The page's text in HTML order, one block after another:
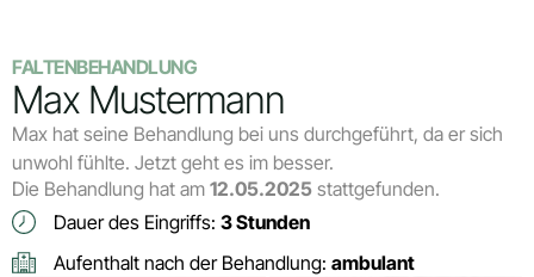
FALTENBEHANDLUNG
Max Mustermann
Max hat seine Behandlung bei uns durchgeführt, da er sich
unwohl fühlte. Jetzt geht es im besser.
Die Behandlung hat am 12.05.2025 stattgefunden.
Dauer des Eingriffs: 3 Stunden
Aufenthalt nach der Behandlung: ambulant